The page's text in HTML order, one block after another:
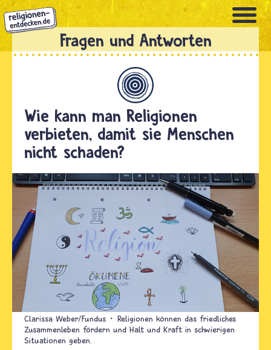
Direkt
zum
Inhalt
Wie kann man Religionen
verbieten, damit sie Menschen
nicht schaden?
Clarissa Weber/Fundus
Religionen können das friedliches
Zusammenleben fördern und Halt und Kraft in schwierigen
Situationen geben.